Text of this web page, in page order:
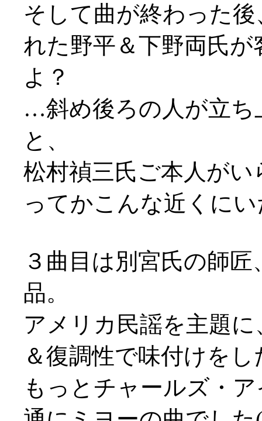
そして曲が終わった
れた野平＆下野両氏
よ？
…斜め後ろの人が立ち
と、
松村禎三氏ご本人が
ってかこんな近くに
３曲目は別宮氏の師
品。
アメリカ民謡を主題
＆復調性で味付けを
もっとチャールズ・